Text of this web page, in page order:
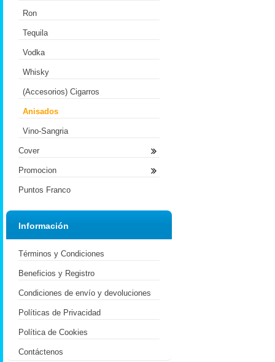
Ron
Tequila
Vodka
Whisky
(Accesorios) Cigarros
Anisados
Vino-Sangria
Cover
Promocion
Puntos Franco
Información
Términos y Condiciones
Beneficios y Registro
Condiciones de envío y devoluciones
Políticas de Privacidad
Política de Cookies
Contáctenos